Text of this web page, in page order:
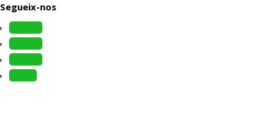
Segueix-nos
Follow
Follow
Follow
Follow